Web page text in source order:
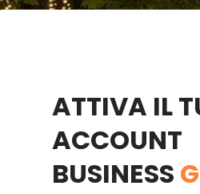
ATTIVA IL
ACCOUNT
BUSINESS